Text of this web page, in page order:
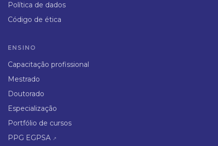
Política de dados
Código de ética
ENSINO
Capacitação profissional
Mestrado
Doutorado
Especialização
Portfólio de cursos
PPG EGPSA ↗